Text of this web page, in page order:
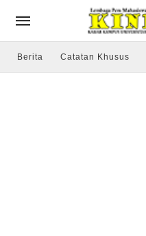
Berita Catatan Khusus